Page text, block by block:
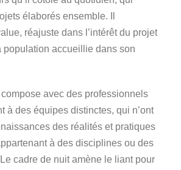
élaborés ensemble. Il
réajuste dans l’intérêt du projet
population accueillie dans son
avec des professionnels
à des équipes distinctes, qui n’ont
des réalités et pratiques
à des disciplines ou des
cadre de nuit amène le liant pour